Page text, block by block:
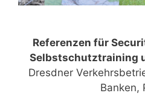
Referenzen für
Selbstschutztraining
Dresdner
Banken,